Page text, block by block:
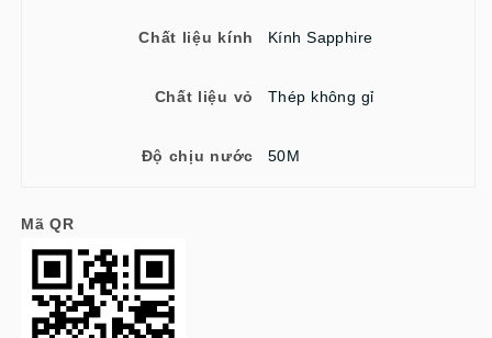
Chất liệu kính Kính Sapphire
Chất liệu vỏ Thép không gỉ
Độ chịu nước 50M
Mã QR